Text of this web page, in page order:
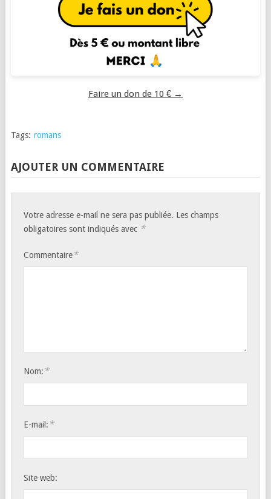
Faire un don de 10 € →
Tags: romans
AJOUTER UN COMMENTAIRE
Votre adresse e-mail ne sera pas publiée. Les champs
obligatoires sont indiqués avec *
Commentaire*
Nom: *
E-mail: *
Site web: